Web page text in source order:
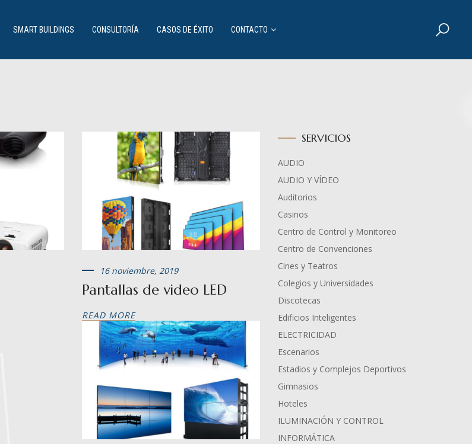
SMART BUILDINGS CONSULTORÍA CASOS DE ÉXITO CONTACTO
Profesionalidad, experiencia y dedicación
CONTÁCTENOS
SERVICIOS
16 noviembre, 2019
Pantallas de video LED
READ MORE
SERVICIOS
AUDIO
AUDIO Y VÍDEO
Auditorios
Casinos
Centro de Control y Monitoreo
Centro de Convenciones
Cines y Teatros
Colegios y Universidades
Discotecas
Edificios Inteligentes
ELECTRICIDAD
Escenarios
Estadios y Complejos Deportivos
Gimnasios
Hoteles
ILUMINACIÓN Y CONTROL
INFORMÁTICA